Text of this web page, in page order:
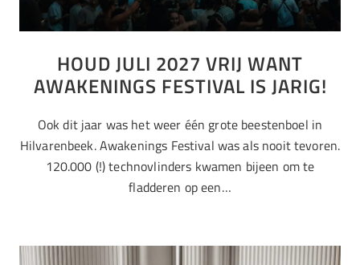
HOUD JULI 2027 VRIJ WANT
AWAKENINGS FESTIVAL IS JARIG!
Ook dit jaar was het weer één grote beestenboel in
Hilvarenbeek. Awakenings Festival was als nooit tevoren.
120.000 (!) technovlinders kwamen bijeen om te
fladderen op een…